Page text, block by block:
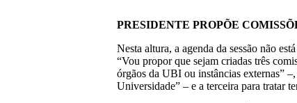
PRESIDENTE PROPÕE
Nesta altura, a agenda da sessão não
“Vou propor que sejam criadas três
órgãos da UBI ou instâncias externas”
Universidade” – e a terceira para tratar